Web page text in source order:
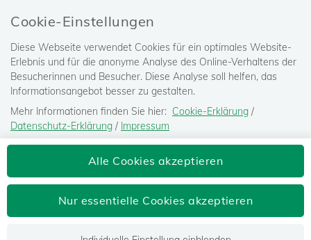
Cookie-Einstellungen
Diese Webseite verwendet Cookies für ein optimales Website-
Erlebnis und für die anonyme Analyse des Online-Verhaltens der
Besucherinnen und Besucher. Diese Analyse soll helfen, das
Informationsangebot besser zu gestalten.
Mehr Informationen finden Sie hier: Cookie-Erklärung /
Datenschutz-Erklärung / Impressum
Die Einstellung können Sie jederzeit auf der Seite "Datenschutz-
" ändern.Alle Cookies akzeptieren
Nur essentielle Cookies akzeptieren
Versicherungsanstalt öffentlich
Josefstädter Straße 80, 1080 Wien